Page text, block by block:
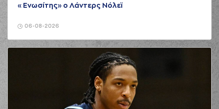
06-08-2026
«Ενωσίτης» ο Λάντερς Νόλεϊ